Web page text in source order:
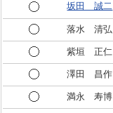
坂田 誠二
落水 清弘
紫垣 正仁
澤田 昌作
満永 寿博